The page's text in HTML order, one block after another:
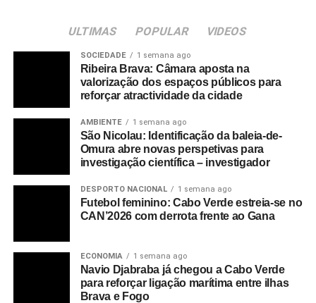
Cabo Verde vence Malásia por 3 a 0 em jogo
Futebol/Campeonato CV: Resultados e
classificação concluída terceira jornada da prova
ULTIMAS POPULAR VIDEOS
SOCIEDADE 1 semana ago
Ribeira Brava: Câmara aposta na
valorização dos espaços públicos para
reforçar atractividade da cidade
AMBIENTE 1 semana ago
São Nicolau: Identificação da baleia-de-
Omura abre novas perspetivas para
investigação científica – investigador
DESPORTO NACIONAL 1 semana ago
Futebol feminino: Cabo Verde estreia-se no
CAN’2026 com derrota frente ao Gana
ECONOMIA 1 semana ago
Navio Djabraba já chegou a Cabo Verde
para reforçar ligação marítima entre ilhas
Brava e Fogo